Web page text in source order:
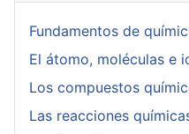
Fundamentos de
El átomo, moléculas e
Los compuestos
Las reacciones